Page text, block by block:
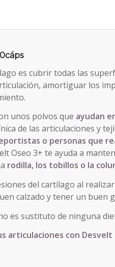
es cubrir todas las
amortiguar los
unos polvos que ayudan
de las articulaciones y
o personas que
Oseo 3+ te ayuda a
rodilla, los tobillos o la
del cartílago al
calzado y tener un buen
es sustituto de ninguna
articulaciones con Desvelt